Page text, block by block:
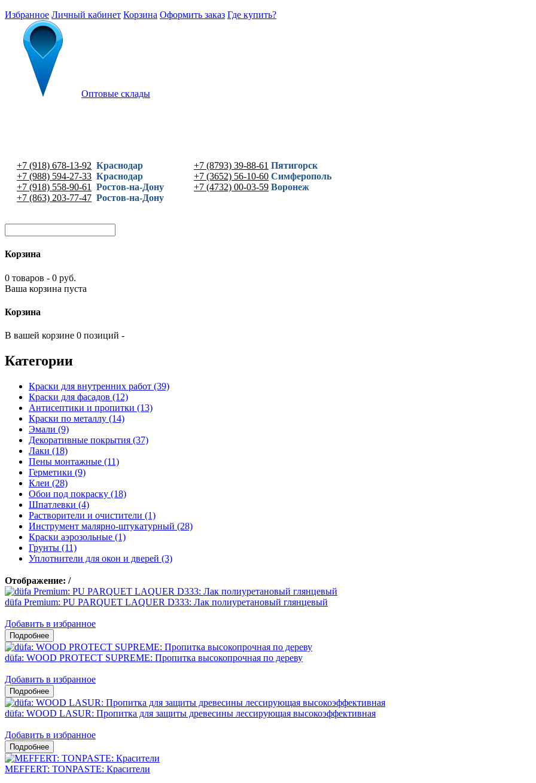
Избранное Личный кабинет Корзина Оформить заказ Где купить?
Оптовые склады
+7 (918) 678-13-92 Краснодар
+7 (988) 594-27-33 Краснодар
+7 (918) 558-90-61
Ростов-на-Дону
+7 (863) 203-77-47 Ростов-на-Дону
+7 (8793) 39-88-61 Пятигорск
+7 (3652) 56-10-60 Симферополь
+7 (4732) 00-03-59 Воронеж
Корзина
0 товаров - 0 руб.
Ваша корзина пуста
Корзина
В вашей корзине 0 позиций -
Категории
Краски для внутренних работ (39)
Краски для фасадов (12)
Антисептики и пропитки (13)
Краски по металлу (14)
Эмали (9)
Декоративные покрытия (37)
Лаки (18)
Пены монтажные (11)
Герметики (9)
Клеи (28)
Обои под покраску (18)
Шпатлевки (4)
Растворители и очистители (1)
Инструмент малярно-штукатурный (28)
Краски аэрозольные (1)
Грунты (11)
Уплотнители для окон и дверей (3)
Отображение: /
düfa Premium: PU PARQUET LAQUER D333: Лак полиуретановый глянцевый
Добавить в избранное
düfa: WOOD PROTECT SUPREME: Пропитка высокопрочная по дереву
Добавить в избранное
düfa: WOOD LASUR: Пропитка для защиты древесины лессирующая высокоэффективная
Добавить в избранное
MEFFERT: TONPASTE: Красители